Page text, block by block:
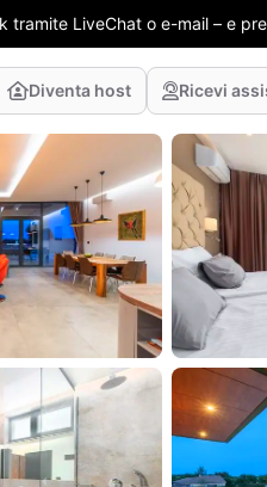
tramite LiveChat o e-mail – e
Diventa host Ricevi